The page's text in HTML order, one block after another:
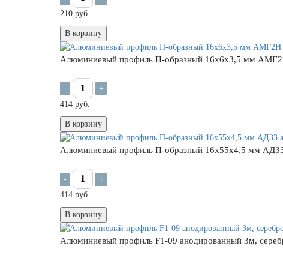
210 руб.
В корзину
Алюминиевый профиль П-образный 16х6х3,5 мм
-
+
414 руб.
В корзину
Алюминиевый профиль П-образный 16х55х4,5 мм
-
+
414 руб.
В корзину
Алюминиевый профиль F1-09 анодированный 3м,